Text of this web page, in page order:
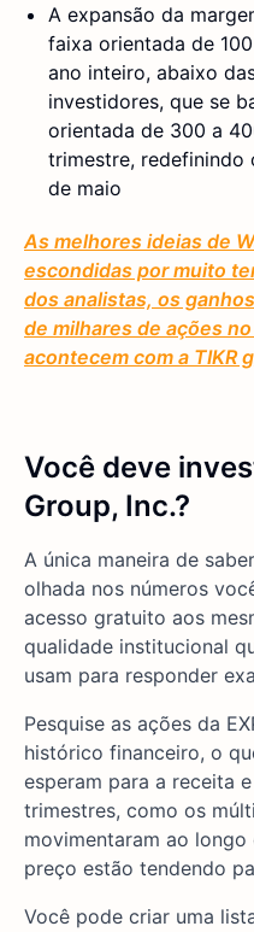
A expansão da
faixa orientada de
ano inteiro, abaixo
investidores, que se
orientada de 300 a
trimestre, redefinindo
de maio
As melhores ideias de
escondidas por muito
dos analistas, os
de milhares de ações
acontecem com a TIKR
Você deve
Group, Inc.?
A única maneira de
olhada nos números
acesso gratuito aos
qualidade institucional
usam para responder
Pesquise as ações da
histórico financeiro, o
esperam para a receita
trimestres, como os
movimentaram ao
preço estão tendendo
Você pode criar uma